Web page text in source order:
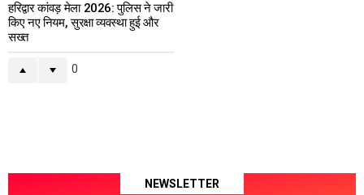
हरिद्वार कांवड़ मेला 2026: पुलिस ने जारी
किए नए नियम, सुरक्षा व्यवस्था हुई और
सख्त
0
NEWSLETTER